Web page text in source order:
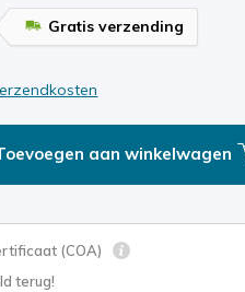
Gratis verzending
aan winkelwagen
(COA)
terug!